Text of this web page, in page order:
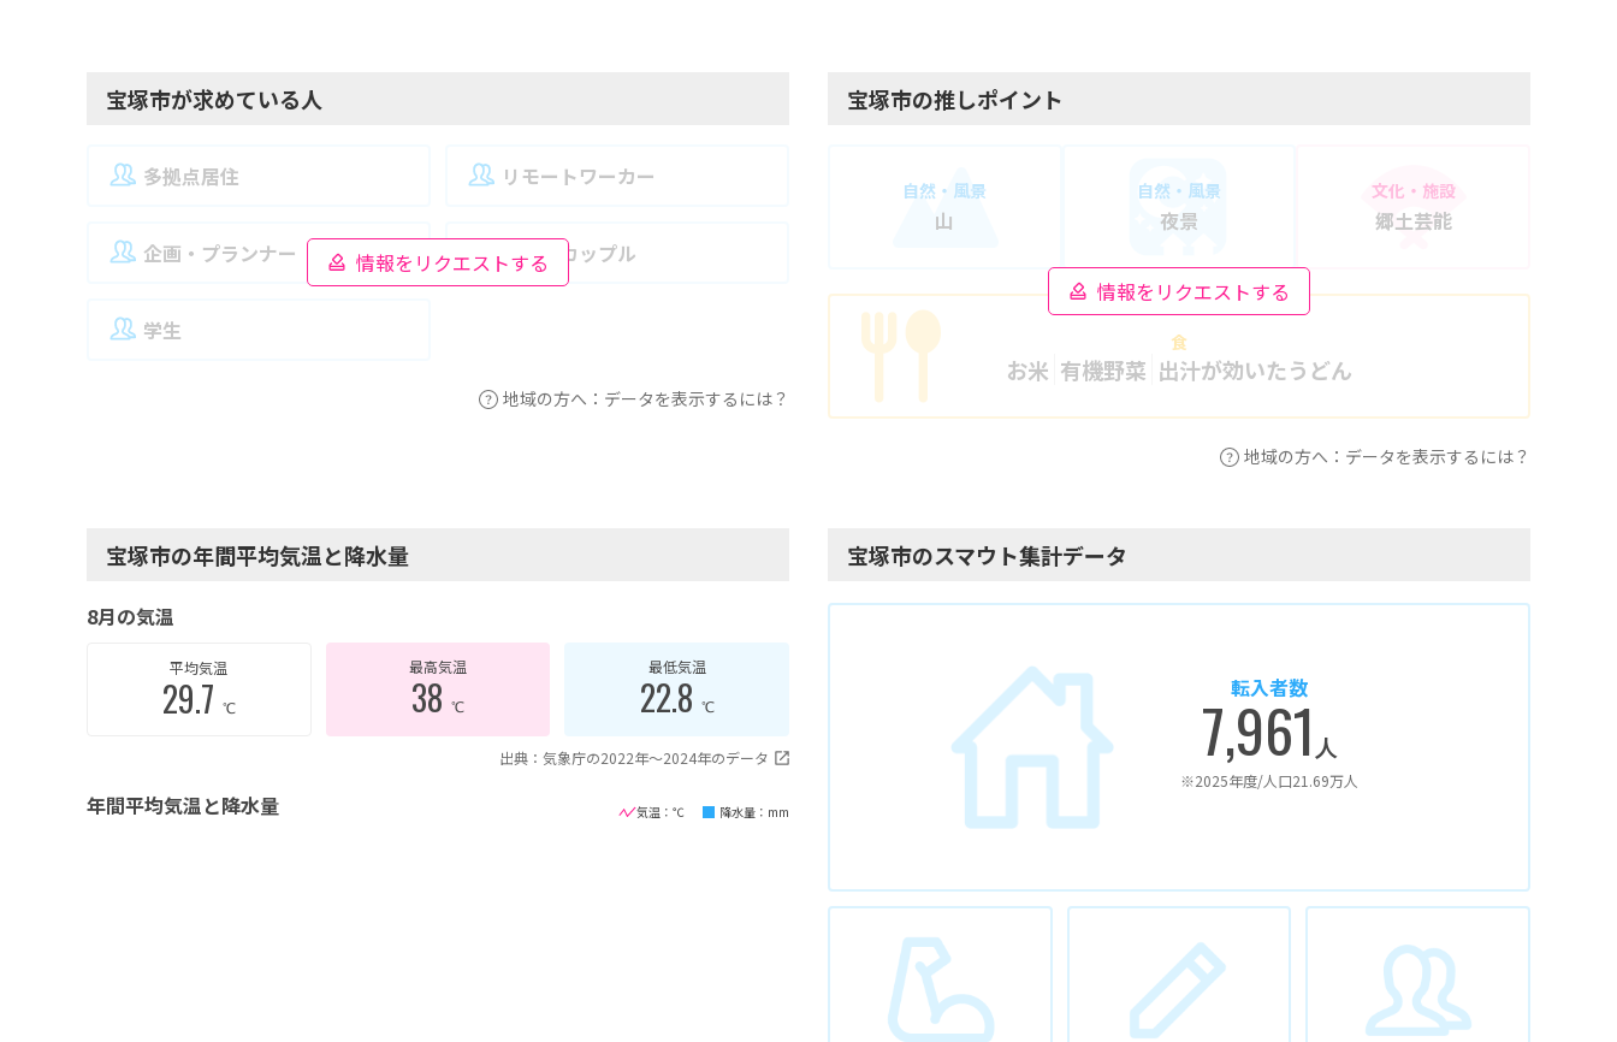
宝塚市が求めている人
情報をリクエストする
多拠点居住 リモートワーカー
企画・プランナー 夫婦・カップル
学生
地域の方へ：データを表示するには？
宝塚市の推しポイント
情報をリクエストする
自然・風景
山
自然・風景
夜景
文化・施設
郷土芸能
食
お米 有機野菜 出汁が効いたうどん
地域の方へ：データを表示するには？
宝塚市の年間平均気温と降水量
8月の気温
平均気温
29.7 ℃
最高気温
38 ℃
最低気温
22.8 ℃
出典：気象庁の2022年〜2024年のデータ
年間平均気温と降水量 気温：℃ 降水量：mm
宝塚市のスマウト集計データ
転入者数
7,961 人
※2025年度/人口21.69万人